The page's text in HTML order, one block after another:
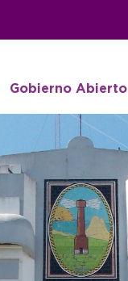
Gobierno Abierto